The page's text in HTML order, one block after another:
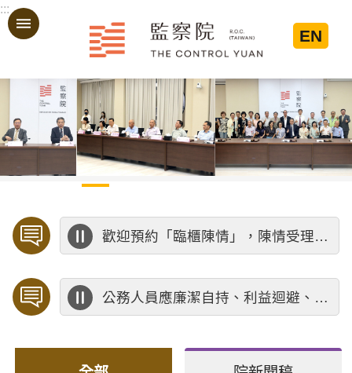
跳到主要內容區塊
:::
EN
歡迎預約「臨櫃陳情」，陳情受理中心將優先排定人員與您接談，釐清案情爭點後收案處理，以節省您的寶貴時間。
公務人員應廉潔自持、利益迴避、依法公正執行公務～考試院公務人員保障暨培訓委員會～